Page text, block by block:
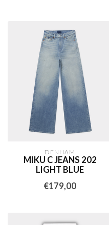
DENHAM
MIKU C JEANS 202
LIGHT BLUE
€179,00